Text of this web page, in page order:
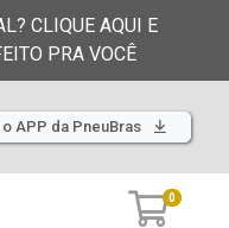
CLIQUE AQUI E
PRA VOCÊ
o APP da PneuBras
0